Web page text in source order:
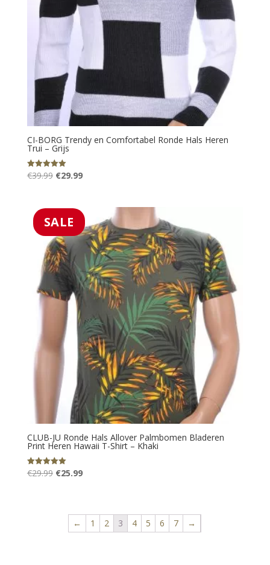
CI-BORG Trendy en Comfortabel Ronde Hals Heren
Trui – Grijs
Gewaardeerd
5.00
€39.99 Oorspronkelijke
€39.99.
€29.99Huidige
€29.99.
SALE
CLUB-JU Ronde Hals Allover Palmbomen Bladeren
Print Heren Hawaii T-Shirt – Khaki
Gewaardeerd
5.00
€29.99 Oorspronkelijke
€29.99.
€25.99Huidige
€25.99.
← 1 2 3 4 5 6 7 →